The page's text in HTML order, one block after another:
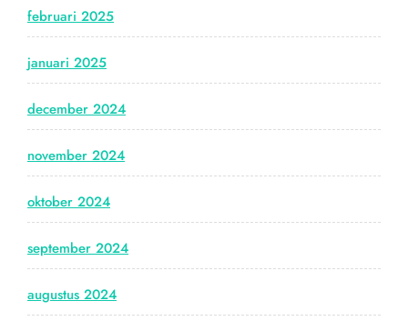
februari 2025
januari 2025
december 2024
november 2024
oktober 2024
september 2024
augustus 2024